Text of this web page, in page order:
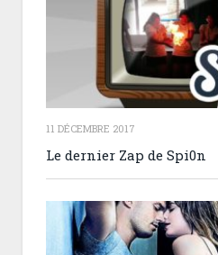
11 DÉCEMBRE 2017
Le dernier Zap de Spi0n